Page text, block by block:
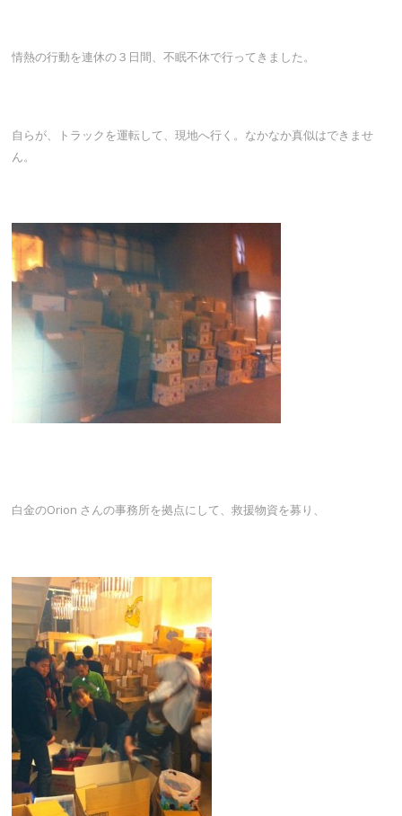
情熱の行動を連休の３日間、不眠不休で行ってきました。
自らが、トラックを運転して、現地へ行く。なかなか真似はできませ
ん。
白金のOrion さんの事務所を拠点にして、救援物資を募り、